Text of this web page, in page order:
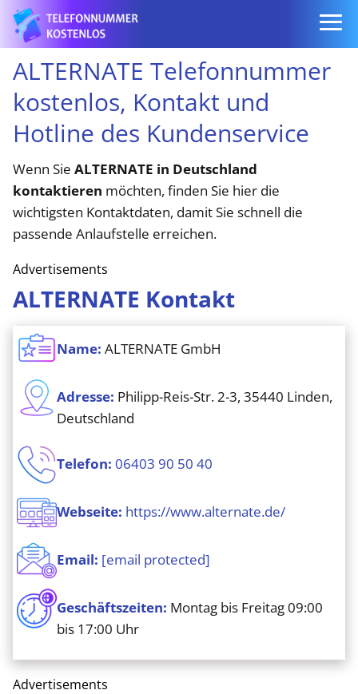
ALTERNATE Telefonnummer
kostenlos, Kontakt und
Hotline des Kundenservice
Wenn Sie ALTERNATE in Deutschland
kontaktieren möchten, finden Sie hier die
wichtigsten Kontaktdaten, damit Sie schnell die
passende Anlaufstelle erreichen.
Advertisements
ALTERNATE Kontakt
Name: ALTERNATE GmbH
Adresse: Philipp-Reis-Str. 2-3, 35440 Linden,
Deutschland
Telefon: 06403 90 50 40
Webseite: https://www.alternate.de/
Email: [email protected]
Geschäftszeiten: Montag bis Freitag 09:00
bis 17:00 Uhr
Advertisements